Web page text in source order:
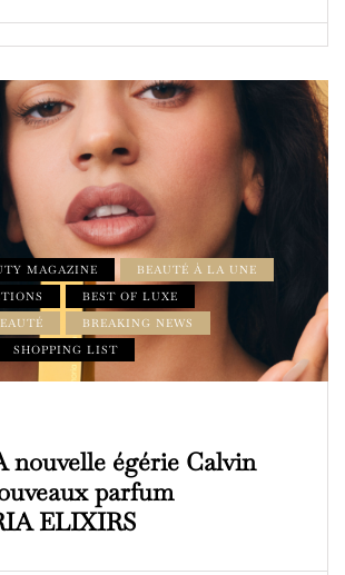
MAGAZINE
BEAUTÉ À LA UNE
BEST OF LUXE
BREAKING NEWS
SHOPPING LIST
nouvelle égérie Calvin
parfum
ELIXIRS